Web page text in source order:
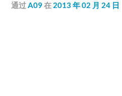
通过A09在 2013 年 02 月 24 日